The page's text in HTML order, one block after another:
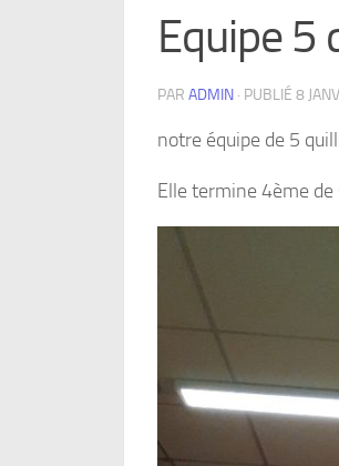
Equipe 5
PAR ADMIN · PUBLIÉ 8
notre équipe de 5
Elle termine 4ème de